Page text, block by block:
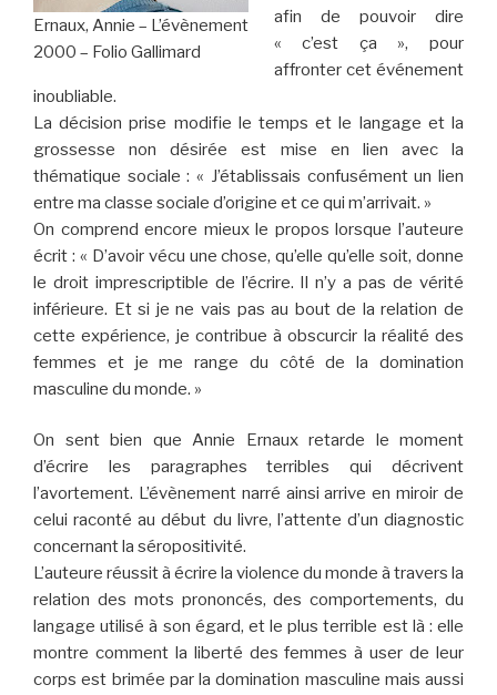
Ernaux, Annie – L’évènement
2000 – Folio Gallimard
afin de pouvoir dire
« c’est ça », pour
affronter cet événement
inoubliable.
La décision prise modifie le temps et le langage et la
grossesse non désirée est mise en lien avec la
thématique sociale : « J’établissais confusément un lien
entre ma classe sociale d’origine et ce qui m’arrivait. »
On comprend encore mieux le propos lorsque l’auteure
écrit : « D’avoir vécu une chose, qu’elle qu’elle soit, donne
le droit imprescriptible de l’écrire. Il n’y a pas de vérité
inférieure. Et si je ne vais pas au bout de la relation de
cette expérience, je contribue à obscurcir la réalité des
femmes et je me range du côté de la domination
masculine du monde. »
On sent bien que Annie Ernaux retarde le moment
d’écrire les paragraphes terribles qui décrivent
l’avortement. L’évènement narré ainsi arrive en miroir de
celui raconté au début du livre, l’attente d’un diagnostic
concernant la séropositivité.
L’auteure réussit à écrire la violence du monde à travers la
relation des mots prononcés, des comportements, du
langage utilisé à son égard, et le plus terrible est là : elle
montre comment la liberté des femmes à user de leur
corps est brimée par la domination masculine mais aussi